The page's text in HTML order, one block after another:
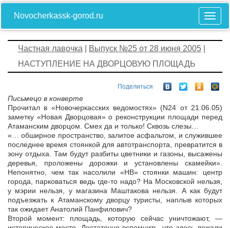
Novocherkassk-gorod.ru
Частная лавочка Выпуск №25 от 28 июня 2005
НАСТУПЛЕНИЕ НА ДВОРЦОВУЮ ПЛОЩАДЬ
Поделиться
Письмецо в конверте
Прочитал в «Новочеркасских ведомостях» (N24 от 21.06.05)
заметку «Новая Дворцовая» о реконструкции площади перед
Атаманским дворцом. Смех да и только! Сквозь слезы…
«… обширное пространство, залитое асфальтом, и служившее
последнее время стоянкой для автотранспорта, превратится в
зону отдыха. Там будут разбиты цветники и газоны, высажены
деревья, проложены дорожки и установлены скамейки».
Непонятно, чем так насолили «НВ» стоянки машин: центр
города, парковаться ведь где-то надо? На Московской нельзя,
у мэрии нельзя, у магазина Маштакова нельзя. А как будут
подъезжать к Атаманскому дворцу туристы, наплыв которых
так ожидает Анатолий Панфилович?
Второй момент: площадь, которую сейчас уничтожают, —